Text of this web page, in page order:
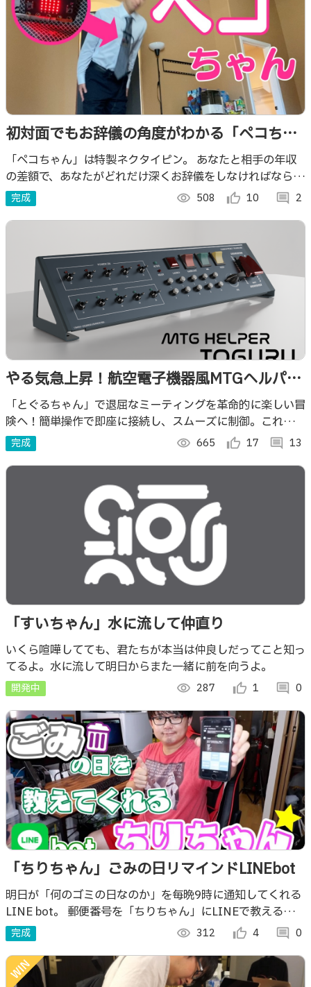
初対面でもお辞儀の角度がわかる「ペコちゃ
ん」
「ペコちゃん」は特製ネクタイピン。 あなたと相手の年収
の差額で、あなたがどれだけ深くお辞儀をしなければならな
いかをハッキリ分からせてくれます。
完成 visibility 508 thumb_up_alt 10 comment 2
やる気急上昇！航空電子機器風MTGヘルパー
「とぐるちゃん」
「とぐるちゃん」で退屈なミーティングを革命的に楽しい冒
険へ！簡単操作で即座に接続し、スムーズに制御。これでミ
ーティングのために強制的にテンションを上げます！
完成 visibility 665 thumb_up_alt 17 comment 13
「すいちゃん」水に流して仲直り
いくら喧嘩してても、君たちが本当は仲良しだってこと知っ
てるよ。水に流して明日からまた一緒に前を向うよ。
開発中 visibility 287 thumb_up_alt 1 comment 0
「ちりちゃん」ごみの日リマインドLINEbot
明日が「何のゴミの日なのか」を毎晩9時に通知してくれる
LINE bot。 郵便番号を「ちりちゃん」にLINEで教えるだけ
で登録は完了、面倒なユーザー登録などは一切不要。
完成 visibility 312 thumb_up_alt 4 comment 0